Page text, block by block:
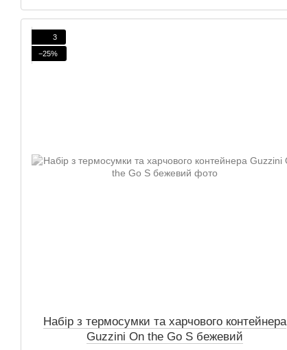
3
−25%
Набір з термосумки та харчового контейнера
Guzzini On the Go S бежевий